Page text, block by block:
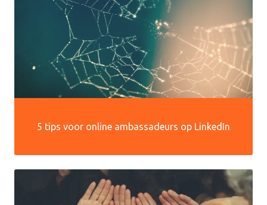
5 tips voor online ambassadeurs op LinkedIn